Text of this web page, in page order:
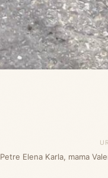
Petre Elena Karla, mama